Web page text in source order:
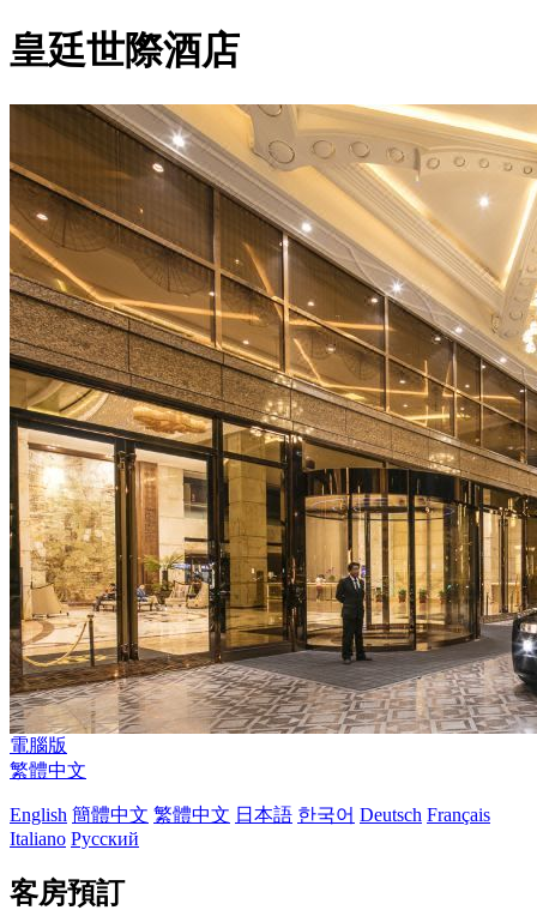
皇廷世際酒店
電腦版
繁體中文
English 簡體中文 繁體中文 日本語 한국어 Deutsch Français
Italiano Русский
客房預訂